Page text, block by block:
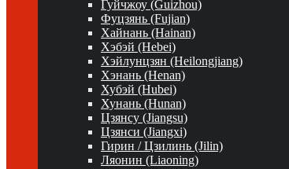
Гуйчжоу (Guizhou)
Фуцзянь (Fujian)
Хайнань (Hainan)
Хэбэй (Hebei)
Хэйлунцзян (Heilongjiang)
Хэнань (Henan)
Хубэй (Hubei)
Хунань (Hunan)
Цзянсу (Jiangsu)
Цзянси (Jiangxi)
Гирин / Цзилинь (Jilin)
Ляонин (Liaoning)